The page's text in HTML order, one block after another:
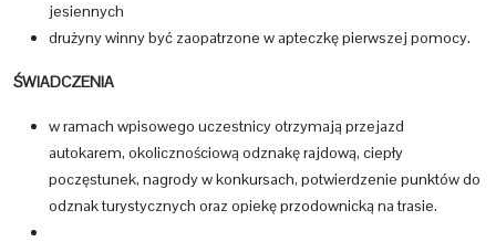
jesiennych
drużyny winny być zaopatrzone w apteczkę pierwszej pomocy.
ŚWIADCZENIA
w ramach wpisowego uczestnicy otrzymają przejazd
autokarem, okolicznościową odznakę rajdową, ciepły
poczęstunek, nagrody w konkursach, potwierdzenie punktów do
odznak turystycznych oraz opiekę przodownicką na trasie.